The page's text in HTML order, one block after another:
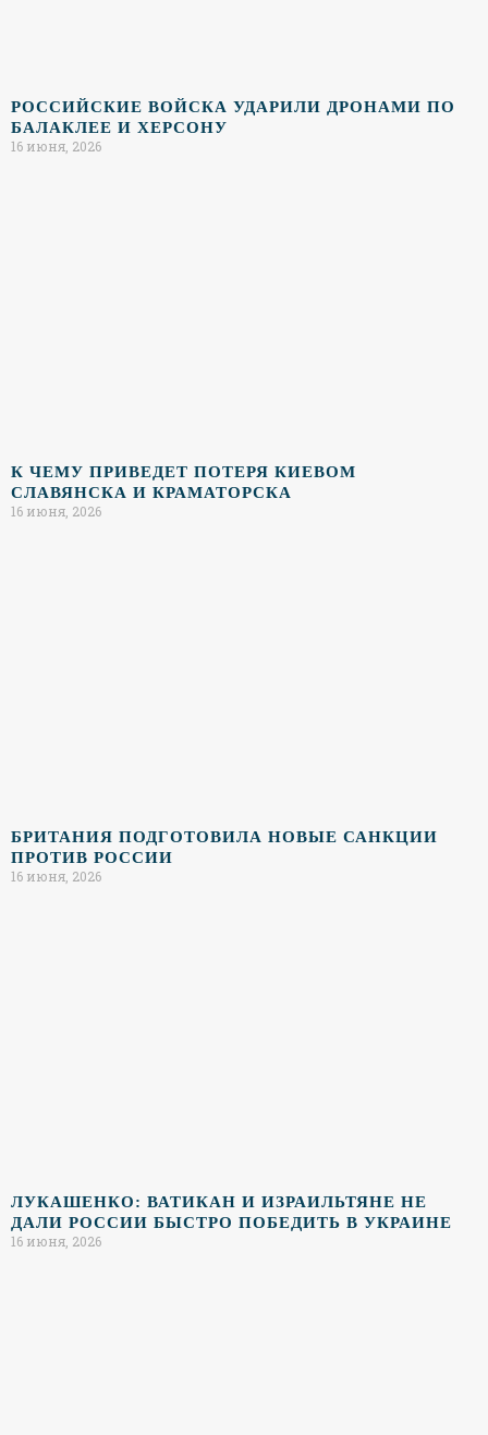
РОССИЙСКИЕ ВОЙСКА УДАРИЛИ ДРОНАМИ ПО
БАЛАКЛЕЕ И ХЕРСОНУ
16 июня, 2026
К ЧЕМУ ПРИВЕДЕТ ПОТЕРЯ КИЕВОМ
СЛАВЯНСКА И КРАМАТОРСКА
16 июня, 2026
БРИТАНИЯ ПОДГОТОВИЛА НОВЫЕ САНКЦИИ
ПРОТИВ РОССИИ
16 июня, 2026
ЛУКАШЕНКО: ВАТИКАН И ИЗРАИЛЬТЯНЕ НЕ
ДАЛИ РОССИИ БЫСТРО ПОБЕДИТЬ В УКРАИНЕ
16 июня, 2026